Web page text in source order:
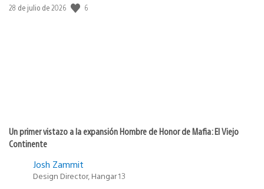
Fecha
28 de julio de 2026 6
Un primer vistazo a la expansión Hombre de Honor de Mafia: El Viejo
Continente
Josh Zammit
Design Director, Hangar 13